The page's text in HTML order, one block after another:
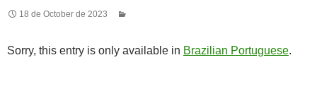
18 de October de 2023
Sorry, this entry is only available in Brazilian Portuguese.